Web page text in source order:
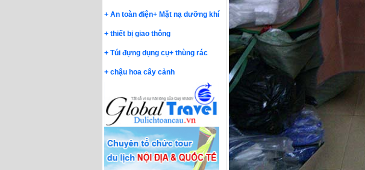
+ An toàn điện+ Mặt nạ dưỡng khí
+ thiết bị giao thông
+ Túi đựng dụng cụ+ thùng rác
+ chậu hoa cây cảnh